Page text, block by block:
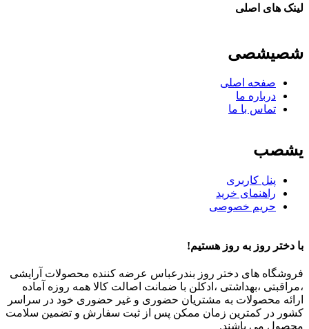
لینک های اصلی
شصیشصی
صفحه اصلی
درباره ما
تماس با ما
یشصب
پنل کاربری
راهنمای خرید
حریم خصوصی
با دختر روز به روز هستیم!
فروشگاه های دختر روز بندرعباس عرضه کننده محصولات آرایشی
،مراقبتی ،بهداشتی ،ادکلن با ضمانت اصالت کالا همه روزه آماده
ارائه محصولات به مشتریان حضوری و غیر حضوری خود در سراسر
کشور در کمترین زمان ممکن پس از ثبت سفارش و تضمین سلامت
محصول می باشند.